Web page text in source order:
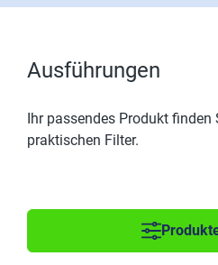
Ausführungen
Ihr passendes Produkt finden
praktischen Filter.